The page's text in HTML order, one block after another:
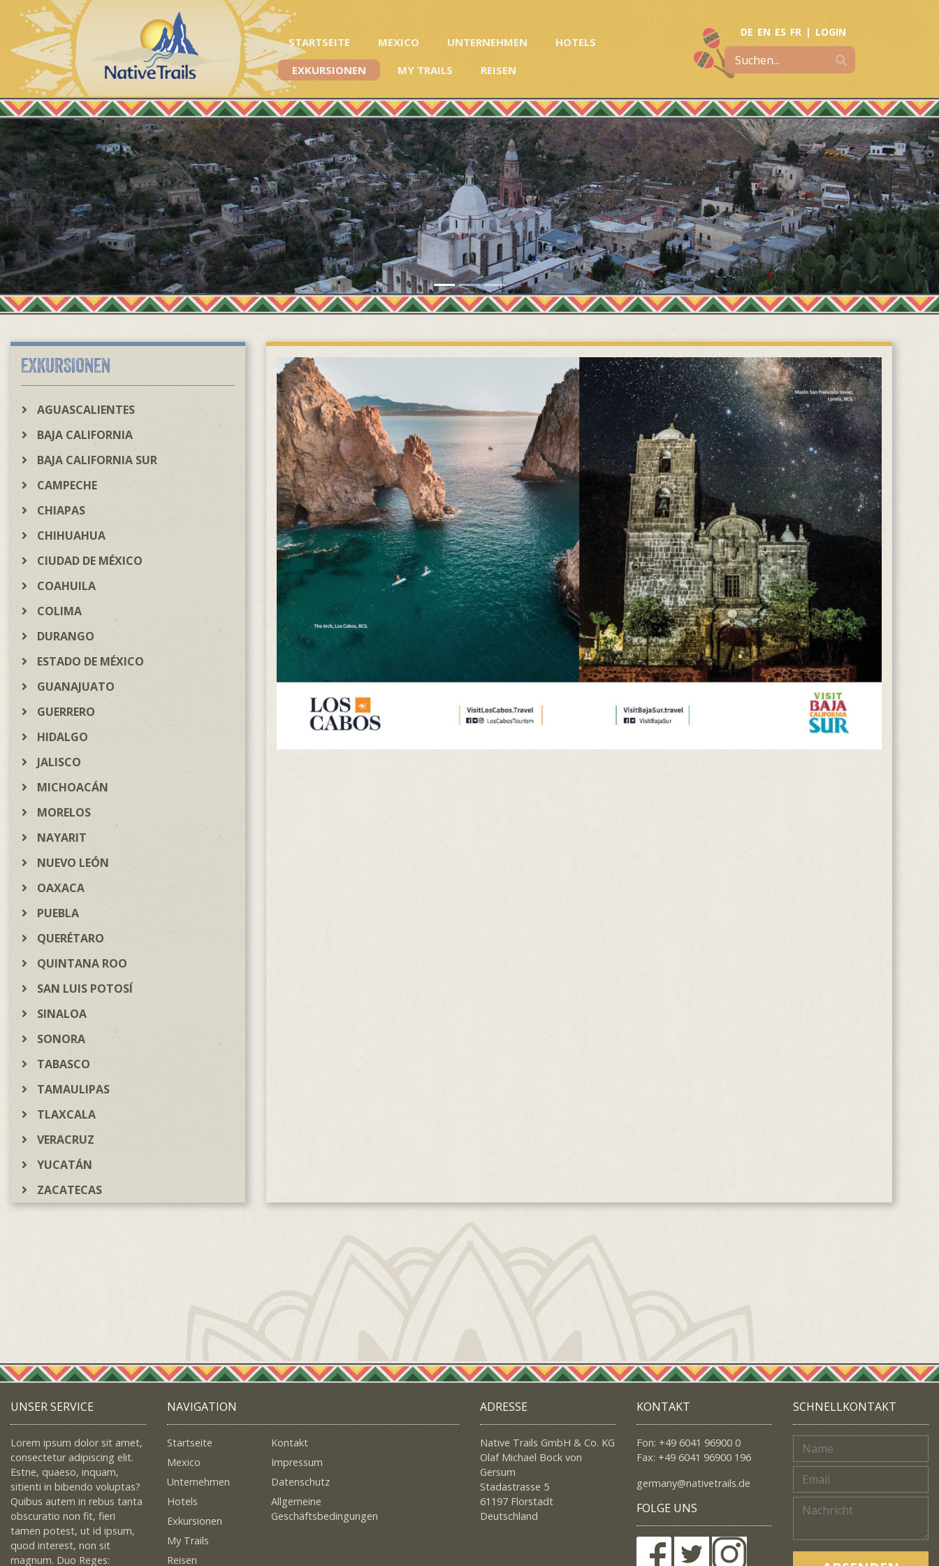
STARTSEITE MEXICO UNTERNEHMEN
HOTELS
EXKURSIONEN
MY TRAILS REISEN
DE EN ES FR | LOGIN
EXKURSIONEN
AGUASCALIENTES
BAJA CALIFORNIA
BAJA CALIFORNIA SUR
CAMPECHE
CHIAPAS
CHIHUAHUA
CIUDAD DE MÉXICO
COAHUILA
COLIMA
DURANGO
ESTADO DE MÉXICO
GUANAJUATO
GUERRERO
HIDALGO
JALISCO
MICHOACÁN
MORELOS
NAYARIT
NUEVO LEÓN
OAXACA
PUEBLA
QUERÉTARO
QUINTANA ROO
SAN LUIS POTOSÍ
SINALOA
SONORA
TABASCO
TAMAULIPAS
TLAXCALA
VERACRUZ
YUCATÁN
ZACATECAS
UNSER SERVICE
Lorem ipsum dolor sit amet,
consectetur adipiscing elit.
Estne, quaeso, inquam,
sitienti in bibendo voluptas?
Quibus autem in rebus tanta
obscuratio non fit, fieri
tamen potest, ut id ipsum,
quod interest, non sit
magnum. Duo Reges:
NAVIGATION
Startseite
Mexico
Unternehmen
Hotels
Exkursionen
My Trails
Reisen
Kontakt
Impressum
Datenschutz
Allgemeine
Geschäftsbedingungen
ADRESSE
Native Trails GmbH & Co. KG
Olaf Michael Bock von
Gersum
Stadastrasse 5
61197 Florstadt
Deutschland
KONTAKT
Fon: +49 6041 96900 0
Fax: +49 6041 96900 196
germany@nativetrails.de
FOLGE UNS
SCHNELLKONTAKT